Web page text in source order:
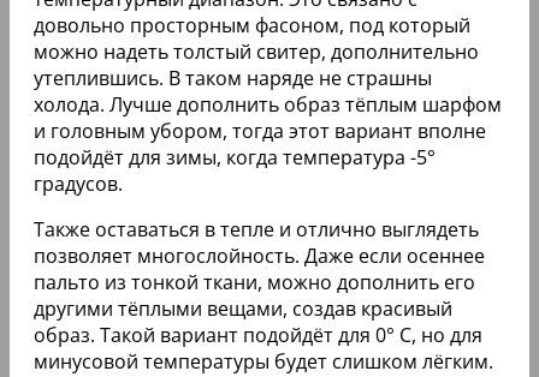
довольно просторным фасоном, под который
можно надеть толстый свитер, дополнительно
утеплившись. В таком наряде не страшны
холода. Лучше дополнить образ тёплым шарфом
и головным убором, тогда этот вариант вполне
подойдёт для зимы, когда температура -5°
градусов.
Также оставаться в тепле и отлично выглядеть
позволяет многослойность. Даже если осеннее
пальто из тонкой ткани, можно дополнить его
другими тёплыми вещами, создав красивый
образ. Такой вариант подойдёт для 0° C, но для
минусовой температуры будет слишком лёгким.